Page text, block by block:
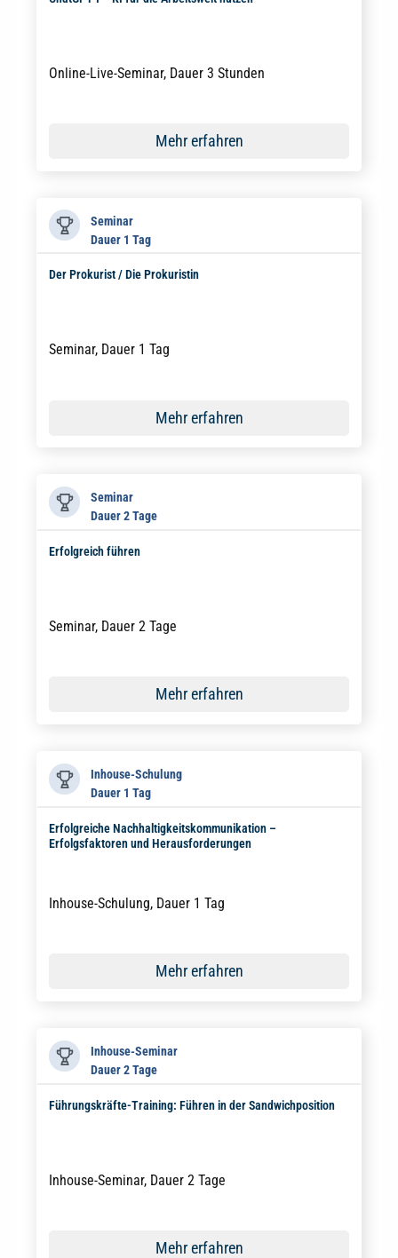
Online-Live-Seminar, Dauer 3 Stunden
Mehr erfahren
Seminar
Dauer 1 Tag
Der Prokurist / Die Prokuristin
Seminar, Dauer 1 Tag
Mehr erfahren
Seminar
Dauer 2 Tage
Erfolgreich führen
Seminar, Dauer 2 Tage
Mehr erfahren
Inhouse-Schulung
Dauer 1 Tag
Erfolgreiche Nachhaltigkeitskommunikation –
Erfolgsfaktoren und Herausforderungen
Inhouse-Schulung, Dauer 1 Tag
Mehr erfahren
Inhouse-Seminar
Dauer 2 Tage
Führungskräfte-Training: Führen in der Sandwichposition
Inhouse-Seminar, Dauer 2 Tage
Mehr erfahren